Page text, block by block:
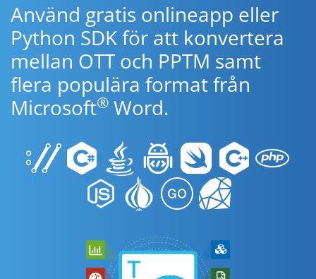
Använd gratis onlineapp eller
Python SDK för att konvertera
mellan OTT och PPTM samt
flera populära format från
Microsoft® Word.